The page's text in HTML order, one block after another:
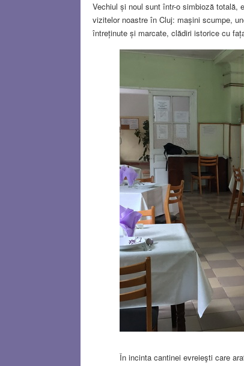
Vechiul și noul sunt într-o simbioză totală,
vizitelor noastre în Cluj: mașini scumpe,
întreținute și marcate, clădiri istorice cu
În incinta cantinei evreieşti care